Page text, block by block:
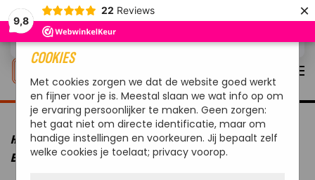
9,8
22 Reviews ×
Overslaan en naar de inhoud gaan
HOME MERKEN OUTDOORCHEF
OUTDOORCHEF BARBECUE
ELEKTRISCH MINICHEF P-420 E
COOKIES
Met cookies zorgen we dat de website goed werkt
en fijner voor je is. Meestal slaan we wat info op om
je ervaring persoonlijker te maken. Geen zorgen:
het gaat niet om directe identificatie, maar om
handige instellingen en voorkeuren. Jij bepaalt zelf
welke cookies je toelaat; privacy voorop.